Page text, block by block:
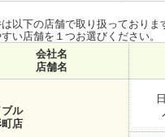
以下の店舗で取り扱っておりま
い店舗を１つお選びください。
会社名
店舗名
ル
店